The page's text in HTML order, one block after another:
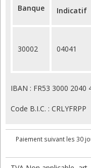
Banque Indicatif
30002 04041
IBAN : FR53 3000 2040
Code B.I.C. : CRLYFRPP
Paiement suivant les 30